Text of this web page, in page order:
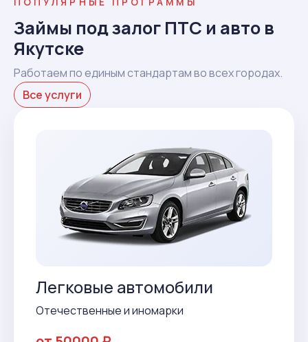
Займы под залог ПТС и авто в
Якутске
Работаем по единым стандартам во всех городах.
Все услуги
Легковые автомобили
Отечественные и иномарки